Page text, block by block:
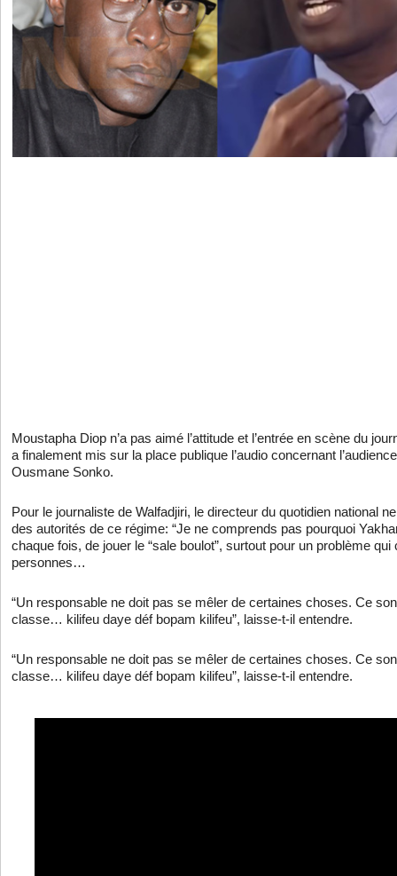
Moustapha Diop n’a pas aimé l’attitude et l’entrée en scène du
a finalement mis sur la place publique l’audio concernant
Ousmane Sonko.
Pour le journaliste de Walfadjiri, le directeur du quotidien national
des autorités de ce régime: “Je ne comprends pas pourquoi
chaque fois, de jouer le “sale boulot”, surtout pour un problème qui
personnes…
“Un responsable ne doit pas se mêler de certaines choses. Ce
classe… kilifeu daye déf bopam kilifeu”, laisse-t-il entendre.
“Un responsable ne doit pas se mêler de certaines choses. Ce
classe… kilifeu daye déf bopam kilifeu”, laisse-t-il entendre.